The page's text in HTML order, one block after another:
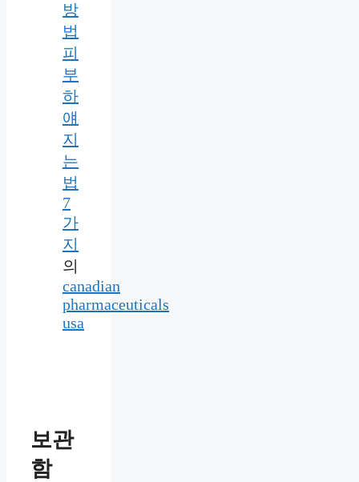
방
법
피
부
하
얘
지
는
법
7
가
지
의
canadian
pharmaceuticals
usa
보관
함